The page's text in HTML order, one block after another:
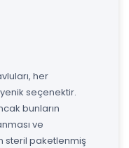
her
seçenektir.
bunların
ve
steril paketlenmiş